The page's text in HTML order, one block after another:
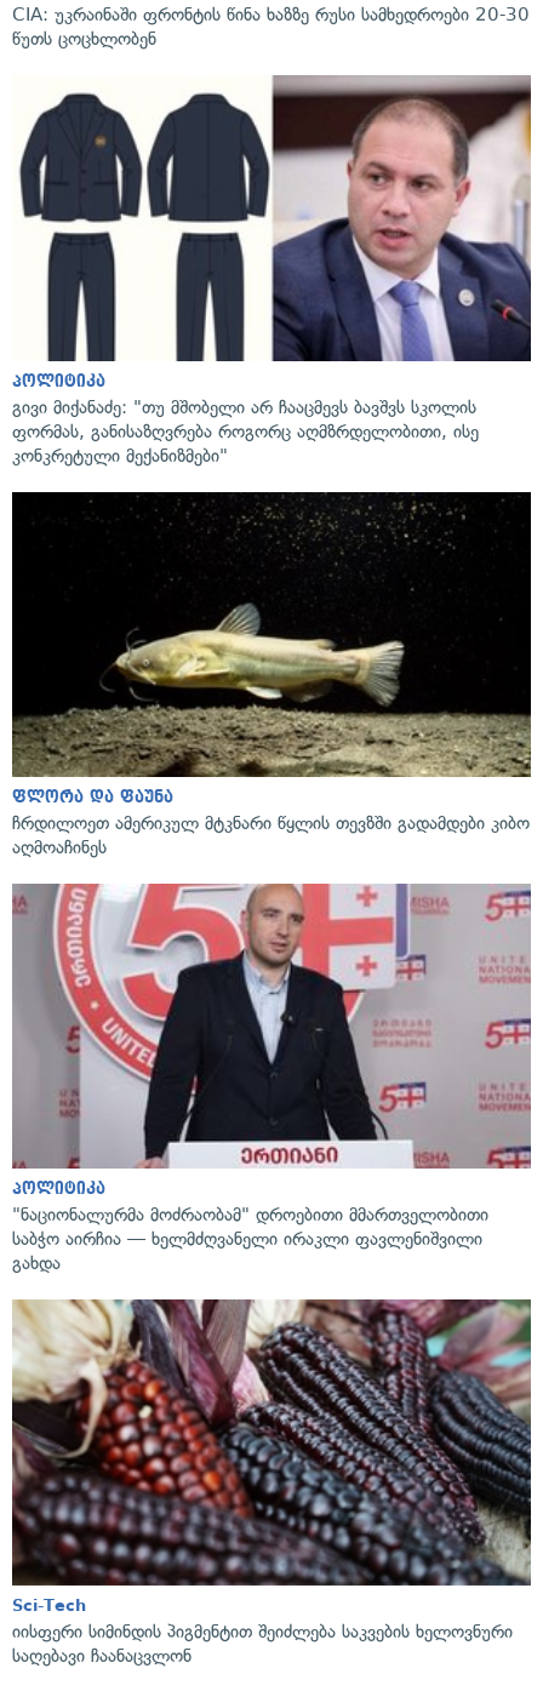
CIA: უკრაინაში ფრონტის წინა ხაზზე რუსი სამხედროები 20-30
წუთს ცოცხლობენ
პოლიტიკა
გივი მიქანაძე: "თუ მშობელი არ ჩააცმევს ბავშვს სკოლის
ფორმას, განისაზღვრება როგორც აღმზრდელობითი, ისე
კონკრეტული მექანიზმები"
ფლორა და ფაუნა
ჩრდილოეთ ამერიკულ მტკნარი წყლის თევზში გადამდები კიბო
აღმოაჩინეს
პოლიტიკა
"ნაციონალურმა მოძრაობამ" დროებითი მმართველობითი
საბჭო აირჩია — ხელმძღვანელი ირაკლი ფავლენიშვილი
გახდა
Sci-Tech
იისფერი სიმინდის პიგმენტით შეიძლება საკვების ხელოვნური
საღებავი ჩაანაცვლონ